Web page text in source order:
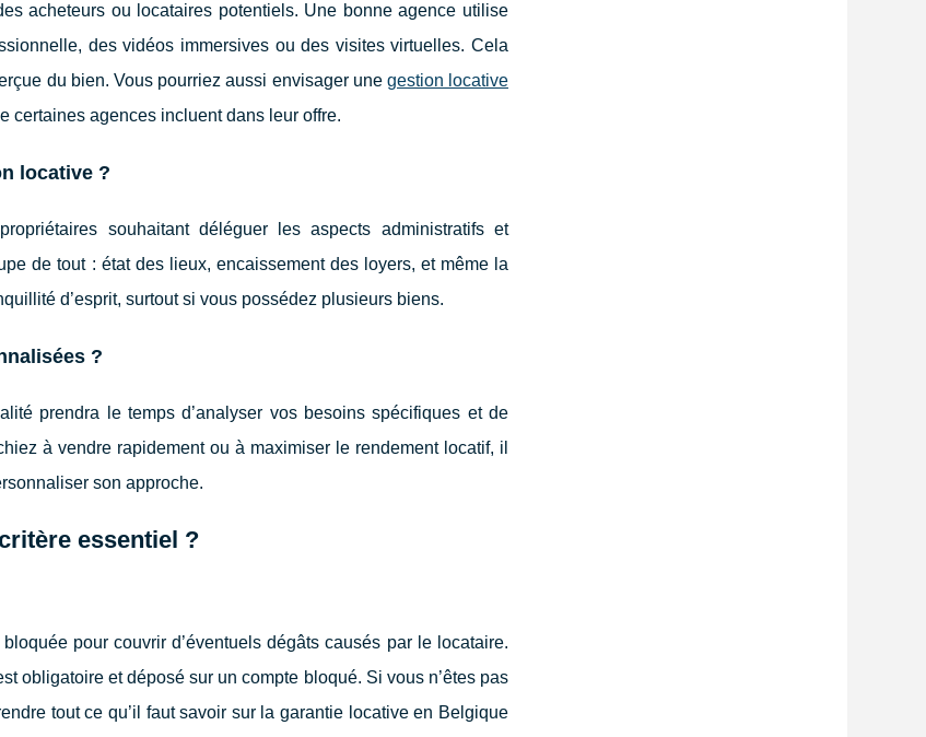
acheteurs ou locataires potentiels. Une bonne agence utilise
des vidéos immersives ou des visites virtuelles. Cela
du bien. Vous pourriez aussi envisager une gestion locative
certaines agences incluent dans leur offre.
locative ?
souhaitant déléguer les aspects administratifs et
de tout : état des lieux, encaissement des loyers, et même la
d’esprit, surtout si vous possédez plusieurs biens.
?
prendra le temps d’analyser vos besoins spécifiques et de
à vendre rapidement ou à maximiser le rendement locatif, il
son approche.
essentiel ?
pour couvrir d’éventuels dégâts causés par le locataire.
obligatoire et déposé sur un compte bloqué. Si vous n’êtes pas
tout ce qu’il faut savoir sur la garantie locative en Belgique